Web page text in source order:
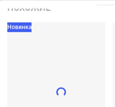
ПОХОЖИЕ
Новинка